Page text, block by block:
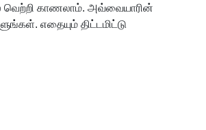
வெற்றி காணலாம். அவ்வையாரின்
எதையும் திட்டமிட்டு